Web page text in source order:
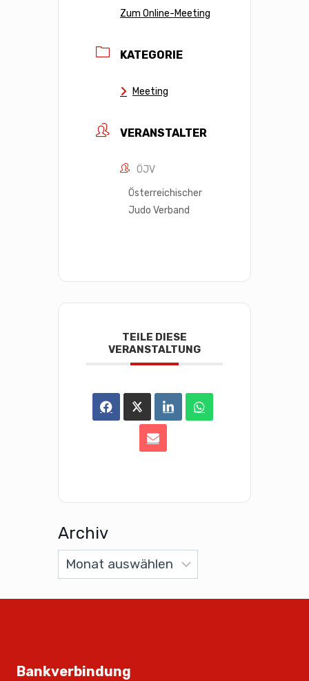
Zum Online-Meeting
KATEGORIE
Meeting
VERANSTALTER
ÖJV
Österreichischer
Judo Verband
TEILE DIESE
VERANSTALTUNG
Archiv
Bankverbindung